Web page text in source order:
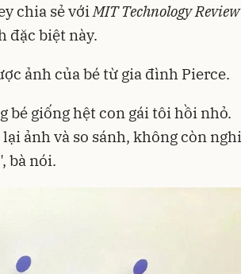
chia sẻ với MIT Technology Review
đặc biệt này.
ảnh của bé từ gia đình Pierce.
giống hệt con gái tôi hồi nhỏ.
ảnh và so sánh, không còn nghi
bà nói.